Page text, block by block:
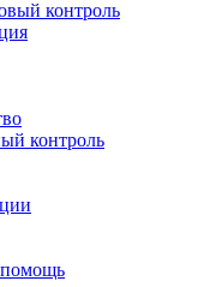
контроль
контроль
помощь